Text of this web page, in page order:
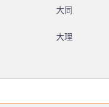
大同
大理